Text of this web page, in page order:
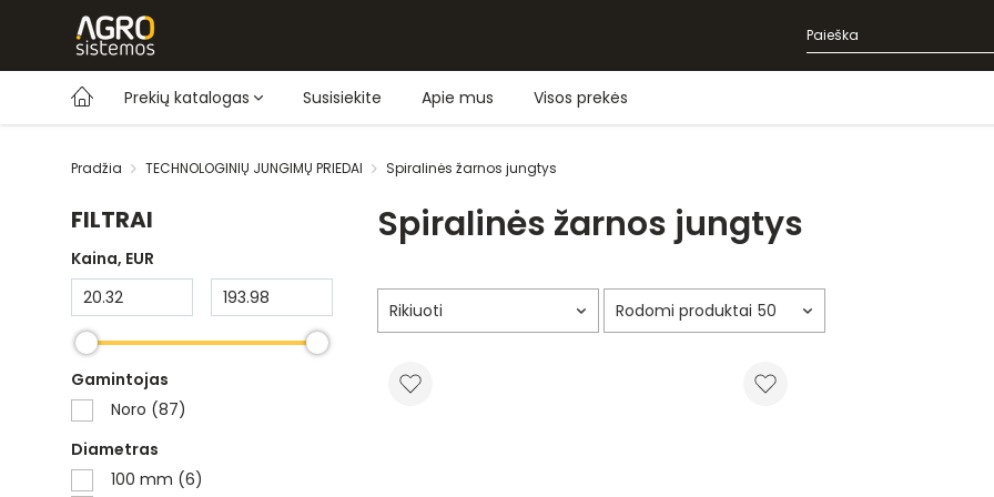
Prekių katalogas Susisiekite Apie mus Visos prekės
Pradžia TECHNOLOGINIŲ JUNGIMŲ PRIEDAI Spiralinės žarnos jungtys
FILTRAI
Kaina, EUR
Gamintojas
Noro (87)
Diametras
100 mm (6)
Spiralinės žarnos jungtys
Rikiuoti 50